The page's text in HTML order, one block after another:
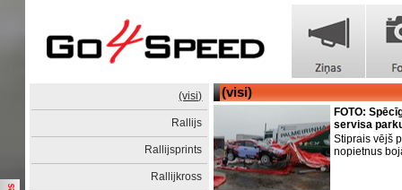
(visi)
Rallijs
Rallijsprints
Rallijkross
(visi)
FOTO:
servisa
Stiprais vējš
nopietnus